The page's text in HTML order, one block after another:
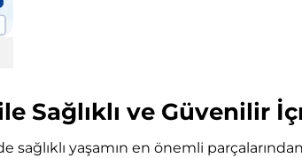
Sağlıklı ve Güvenilir
sağlıklı yaşamın en önemli